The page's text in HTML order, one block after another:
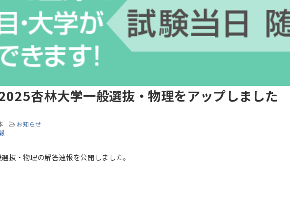
2025杏林大学一般選抜・物理をアップしました
お知らせ
抜・物理の解答速報を公開しました。